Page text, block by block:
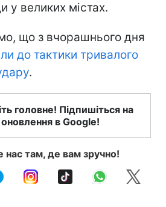
у великих містах.
що з вчорашнього дня
до тактики тривалого
.
головне! Підпишіться на
оновлення в Google!
нас там, де вам зручно!